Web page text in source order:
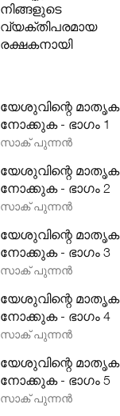
നിങ്ങളുടെ
വ്യക്തിപരമായ
രക്ഷകനായി
യേശുവിന്റെ മാതൃക
നോക്കുക - ഭാഗം 1
സാക് പുന്നൻ
യേശുവിന്റെ മാതൃക
നോക്കുക - ഭാഗം 2
സാക് പുന്നൻ
യേശുവിന്റെ മാതൃക
നോക്കുക - ഭാഗം 3
സാക് പുന്നൻ
യേശുവിന്റെ മാതൃക
നോക്കുക - ഭാഗം 4
സാക് പുന്നൻ
യേശുവിന്റെ മാതൃക
നോക്കുക - ഭാഗം 5
സാക് പുന്നൻ